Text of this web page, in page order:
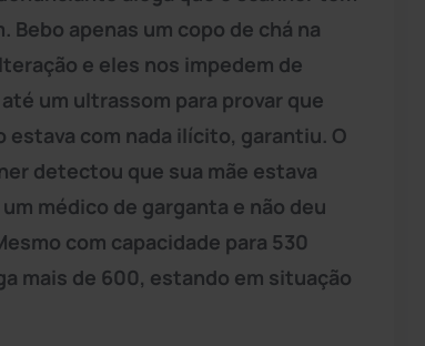
apenas um copo de chá na
e eles nos impedem de
um ultrassom para provar que
com nada ilícito, garantiu. O
detectou que sua mãe estava
médico de garganta e não deu
com capacidade para 530
mais de 600, estando em situação